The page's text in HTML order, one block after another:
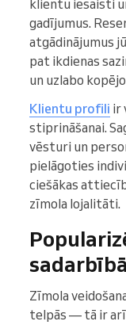
klientu iesaisti
gadījumus.
atgādinājumus
pat ikdienas
un uzlabo
Klientu profili ir
stiprināšanai.
vēsturi un
pielāgoties
ciešākas
zīmola lojalitāti.
Zīmola
telpās — tā ir arī